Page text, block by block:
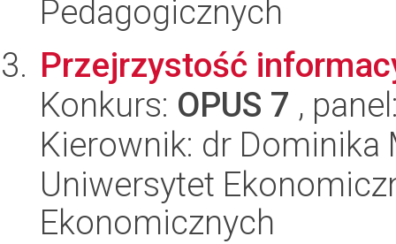
Pedagogicznych
Przejrzystość
Konkurs: OPUS 7 ,
Kierownik: dr Dominika
Uniwersytet
Ekonomicznych